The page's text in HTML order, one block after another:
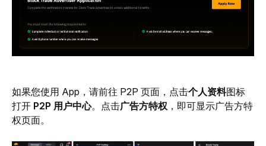
如果您使用 App，请前往 P2P 页面，点击个人资料图标
打开 P2P 用户中心。点击广告方特权 ，即可显示广告方特
权页面。